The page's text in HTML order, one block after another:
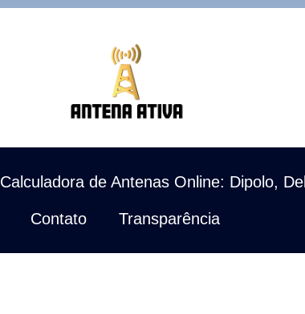
Calculadora de Antenas Online: Dipolo,
Contato Transparência